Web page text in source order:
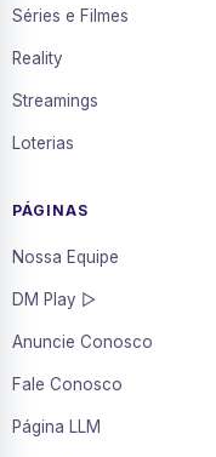
Séries e Filmes
Reality
Streamings
Loterias
PÁGINAS
Nossa Equipe
DM Play ▷
Anuncie Conosco
Fale Conosco
Página LLM